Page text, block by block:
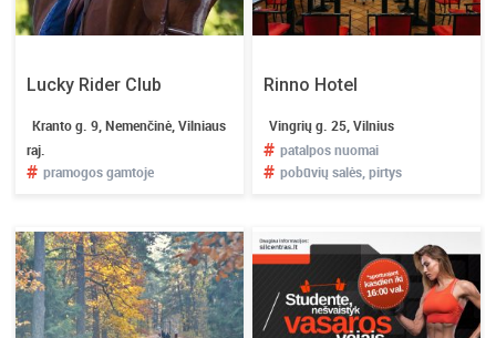
Lucky Rider Club
Kranto g. 9, Nemenčinė, Vilniaus
raj.
# pramogos gamtoje
Rinno Hotel
Vingrių g. 25, Vilnius
# patalpos nuomai
# pobūvių salės, pirtys